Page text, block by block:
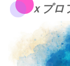
ｘプロ